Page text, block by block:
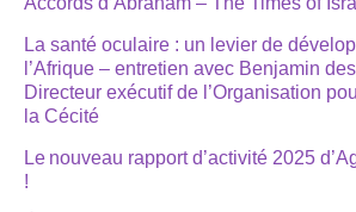
La santé oculaire : un levier de
l’Afrique – entretien avec Benjamin
Directeur exécutif de l’Organisation
la Cécité
Le nouveau rapport d’activité 2025
!